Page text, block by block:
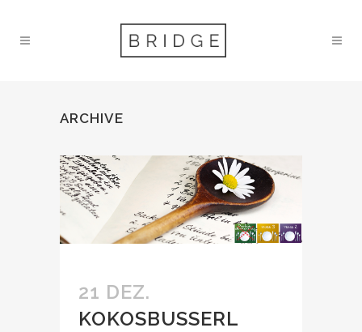
ARCHIVE
21 DEZ.
KOKOSBUSSERL